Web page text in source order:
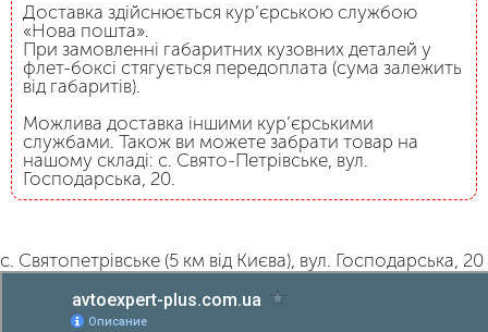
Доставка здійснюється кур’єрською службою
«Нова пошта».
При замовленні габаритних кузовних деталей у
флет-боксі стягується передоплата (сума залежить
від габаритів).
Можлива доставка іншими кур’єрськими
службами. Також ви можете забрати товар на
нашому складі: с. Свято-Петрівське, вул.
Господарська, 20.
с. Святопетрівське (5 км від Києва), вул. Господарська, 20